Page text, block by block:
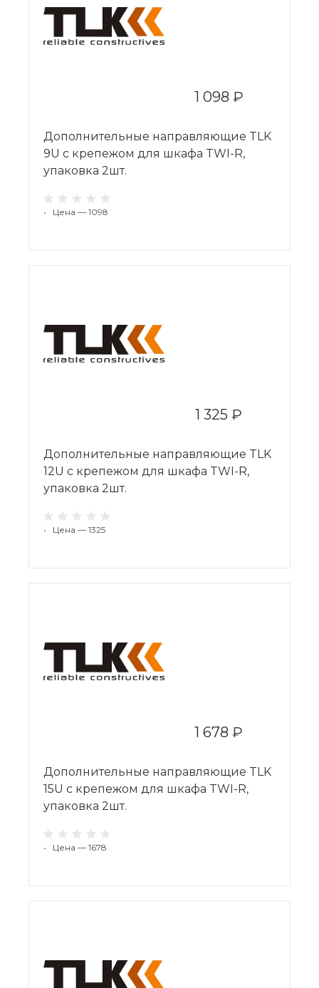
1 098 ₽
Дополнительные направляющие TLK
9U с крепежом для шкафа TWI-R,
упаковка 2шт.
• Цена — 1098
1 325 ₽
Дополнительные направляющие TLK
12U с крепежом для шкафа TWI-R,
упаковка 2шт.
• Цена — 1325
1 678 ₽
Дополнительные направляющие TLK
15U с крепежом для шкафа TWI-R,
упаковка 2шт.
• Цена — 1678